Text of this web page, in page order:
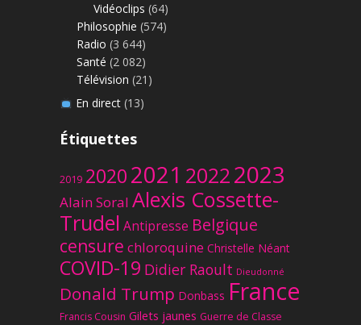
Vidéoclips (64)
Philosophie (574)
Radio (3 644)
Santé (2 082)
Télévision (21)
En direct(13)
Étiquettes
2019 20202021 20222023
Alain Soral Alexis Cossette-
Trudel Antipresse Belgique
censure chloroquine Christelle Néant
COVID-19 Didier Raoult Dieudonné
Donald Trump Donbass France
Francis Cousin Gilets jaunes Guerre de Classe